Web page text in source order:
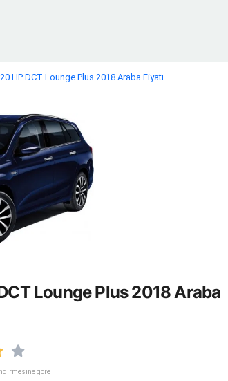
HP DCT Lounge Plus 2018 Araba Fiyatı
Lounge Plus 2018 Araba
göre